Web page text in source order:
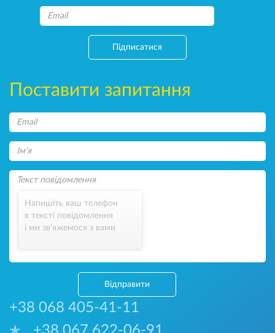
Підписатися
Поставити запитання
Напишіть ваш телефон
в тексті повідомлення
і ми зв’яжемося з вами
Відправити
+38 068 405-41-11